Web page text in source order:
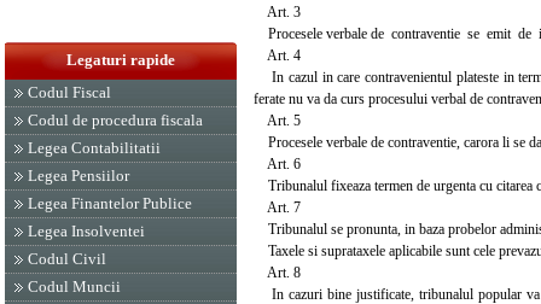
Legaturi rapide
Codul Fiscal
Codul de procedura fiscala
Legea Contabilitatii
Legea Pensiilor
Legea Finantelor Publice
Legea Insolventei
Codul Civil
Codul Muncii
Art. 3
Procesele verbale de contraventie se emit de
Art. 4
In cazul in care contravenientul plateste in
ferate nu va da curs procesului verbal de
Art. 5
Procesele verbale de contraventie, carora li se
Art. 6
Tribunalul fixeaza termen de urgenta cu citarea
Art. 7
Tribunalul se pronunta, in baza probelor
Taxele si suprataxele aplicabile sunt cele
Art. 8
In cazuri bine justificate, tribunalul popular va